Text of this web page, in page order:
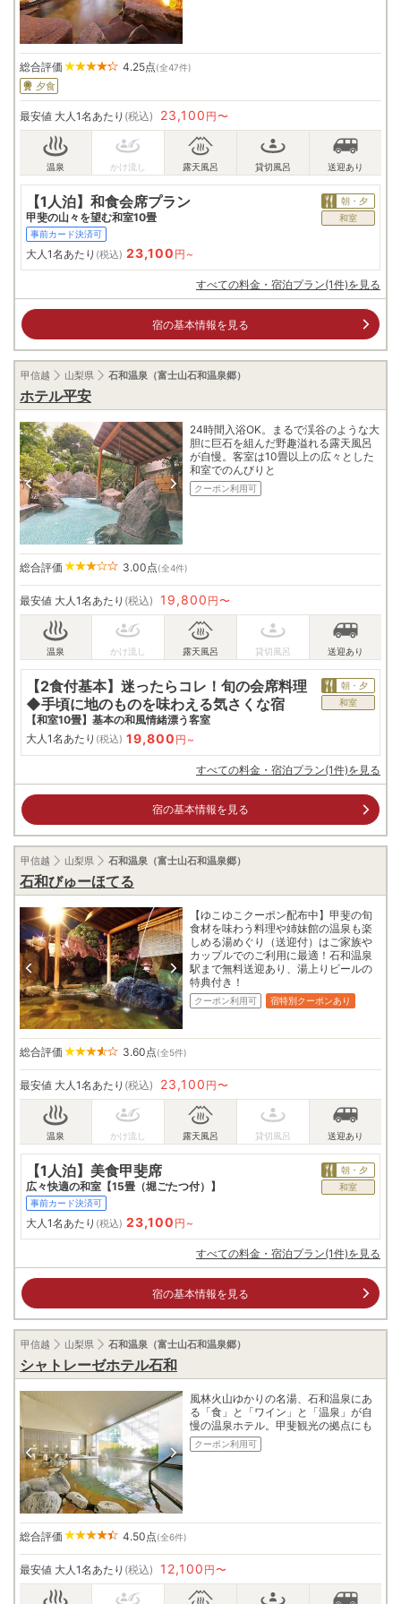
総合評価 4.25点(全47件)
夕食
最安値 大人1名あたり (税込) 23,100 円〜
【1人泊】和食会席プラン
甲斐の山々を望む和室10畳
事前カード決済可
朝・夕
和室
大人1名あたり (税込) 23,100 円~
すべての料金・宿泊プラン(1件)を見る
宿の基本情報を見る
甲信越 山梨県 石和温泉（富士山石和温泉郷）
ホテル平安
24時間入浴OK。まるで渓谷のような大
胆に巨石を組んだ野趣溢れる露天風呂
が自慢。客室は10畳以上の広々とした
和室でのんびりと
クーポン利用可
総合評価 3.00 点(全4件)
最安値 大人1名あたり (税込) 19,800 円〜
【2食付基本】迷ったらコレ！旬の会席料理
◆手頃に地のものを味わえる気さくな宿
【和室10畳】基本の和風情緒漂う客室
朝・夕
和室
大人1名あたり (税込) 19,800 円~
すべての料金・宿泊プラン(1件)を見る
宿の基本情報を見る
甲信越 山梨県 石和温泉（富士山石和温泉郷）
石和びゅーほてる
【ゆこゆこクーポン配布中】甲斐の旬
食材を味わう料理や姉妹館の温泉も楽
しめる湯めぐり（送迎付）はご家族や
カップルでのご利用に最適！石和温泉
駅まで無料送迎あり、湯上りビールの
特典付き！
クーポン利用可 宿特別クーポンあり
総合評価 3.60点(全5件)
最安値 大人1名あたり (税込) 23,100 円〜
【1人泊】美食甲斐席
広々快適の和室【15畳（堀ごたつ付）】
事前カード決済可
朝・夕
和室
大人1名あたり (税込) 23,100 円~
すべての料金・宿泊プラン(1件)を見る
宿の基本情報を見る
甲信越 山梨県 石和温泉（富士山石和温泉郷）
シャトレーゼホテル石和
風林火山ゆかりの名湯、石和温泉にあ
る「食」と「ワイン」と「温泉」が自
慢の温泉ホテル。甲斐観光の拠点にも
クーポン利用可
総合評価 4.50 点(全6件)
最安値 大人1名あたり (税込) 12,100 円〜